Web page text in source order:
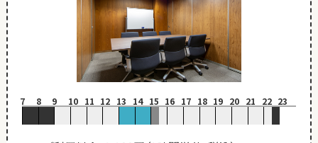
7 8 9 10 11 12 13 14 15 16 17 18 19 20 21 22 23